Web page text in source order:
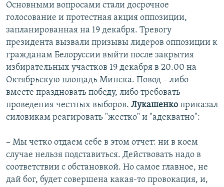
Основными вопросами стали досрочное
голосование и протестная акция оппозиции,
запланированная на 19 декабря. Тревогу
президента вызвали призывы лидеров оппозиции к
гражданам Белоруссии выйти после закрытия
избирательных участков 19 декабря в 20.00 на
Октябрьскую площадь Минска. Повод – либо
вместе праздновать победу, либо требовать
проведения честных выборов. Лукашенко приказал
силовикам реагировать "жестко" и "адекватно":
– Мы четко отдаем себе в этом отчет: ни в коем
случае нельзя подставиться. Действовать надо в
соответствии с обстановкой. Но самое главное, не
дай бог, будет совершена какая-то провокация, и,